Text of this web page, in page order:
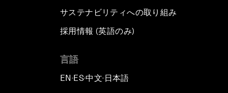
サステナビリティへの取り組み
採用情報 (英語のみ)
言語
EN ▪ES▪中文▪ 日本語